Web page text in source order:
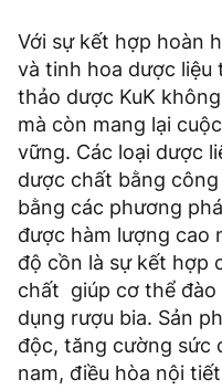
Với sự kết hợp hoàn
và tinh hoa dược
thảo dược KuK
mà còn mang lại
vững. Các loại dược
dược chất bằng
bằng các phương
được hàm lượng cao
độ cồn là sự kết hợp
chất giúp cơ thể
dụng rượu bia. Sản
độc, tăng cường sức
nam, điều hòa nội